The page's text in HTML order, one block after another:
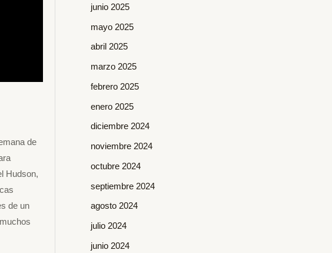
de
Hudson,
de un
junio 2025
mayo 2025
abril 2025
marzo 2025
febrero 2025
enero 2025
diciembre 2024
noviembre 2024
octubre 2024
septiembre 2024
agosto 2024
julio 2024
junio 2024